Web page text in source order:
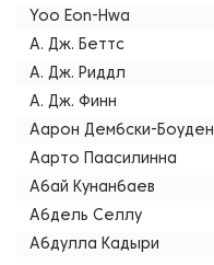
Yoo Eon-Hwa
А. Дж. Беттс
А. Дж. Риддл
А. Дж. Финн
Аарон Дембски-Боуден
Аарто Паасилинна
Абай Кунанбаев
Абдель Селлу
Абдулла Кадыри